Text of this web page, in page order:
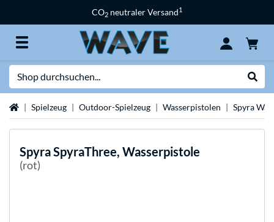
CO2 neutraler Versand1
StartseiteSpielzeug Outdoor-Spielzeug Wasserpistolen Spyra
SpyraSpyraThree, Wasserpistole
(rot)